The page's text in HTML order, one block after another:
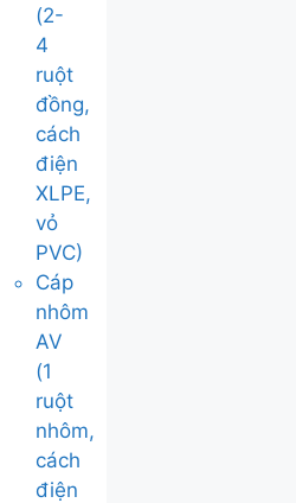
(2-
4
ruột
đồng,
cách
điện
XLPE,
vỏ
PVC)
Cáp
nhôm
AV
(1
ruột
nhôm,
cách
điện